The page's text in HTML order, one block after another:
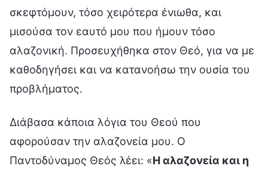
σκεφτόμουν, τόσο χειρότερα ένιωθα, και
μισούσα τον εαυτό μου που ήμουν τόσο
αλαζονική. Προσευχήθηκα στον Θεό, για να με
καθοδηγήσει και να κατανοήσω την ουσία του
προβλήματος.
Διάβασα κάποια λόγια του Θεού που
αφορούσαν την αλαζονεία μου. Ο
Παντοδύναμος Θεός λέει: «Η αλαζονεία και η